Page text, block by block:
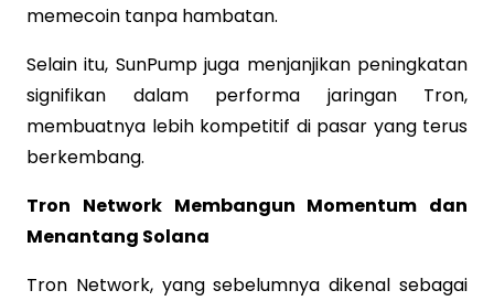
memecoin tanpa hambatan.
Selain itu, SunPump juga menjanjikan peningkatan
signifikan dalam performa jaringan Tron,
membuatnya lebih kompetitif di pasar yang terus
berkembang.
Tron Network Membangun Momentum dan
Menantang Solana
Tron Network, yang sebelumnya dikenal sebagai